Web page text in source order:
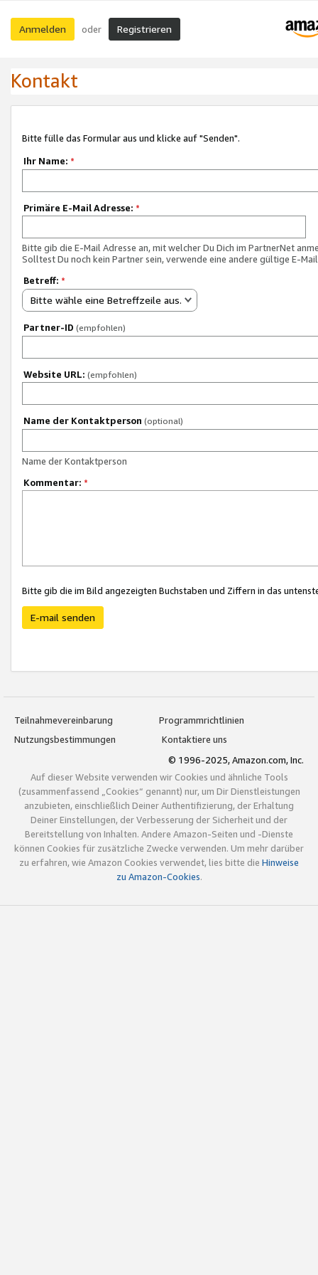
Anmelden oder Registrieren
Kontakt
Bitte fülle das Formular aus und klicke auf "Senden".
Ihr Name: *
Primäre E-Mail Adresse: *
Bitte gib die E-Mail Adresse an, mit welcher Du Dich im PartnerNet
Solltest Du noch kein Partner sein, verwende eine andere gültige E-
Betreff: *
Bitte wähle eine Betreffzeile aus.
Partner-ID (empfohlen)
Website URL: (empfohlen)
Name der Kontaktperson (optional)
Name der Kontaktperson
Kommentar: *
Bitte gib die im Bild angezeigten Buchstaben und Ziffern in das
E-mail senden
Teilnahmevereinbarung
Programmrichtlinien
Nutzungsbestimmungen
Kontaktiere uns
© 1996-2025, Amazon.com, Inc.
Auf dieser Website verwenden wir Cookies und ähnliche Tools
(zusammenfassend „Cookies“ genannt) nur, um Dir Dienstleistungen
anzubieten, einschließlich Deiner Authentifizierung, der Erhaltung
Deiner Einstellungen, der Verbesserung der Sicherheit und der
Bereitstellung von Inhalten. Andere Amazon-Seiten und -Dienste
können Cookies für zusätzliche Zwecke verwenden. Um mehr darüber
zu erfahren, wie Amazon Cookies verwendet, lies bitte die Hinweise
zu Amazon-Cookies.